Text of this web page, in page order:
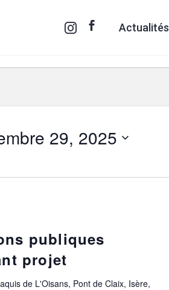
Actualités
29, 2025
publiques
projet
de L'Oisans, Pont de Claix, Isère,